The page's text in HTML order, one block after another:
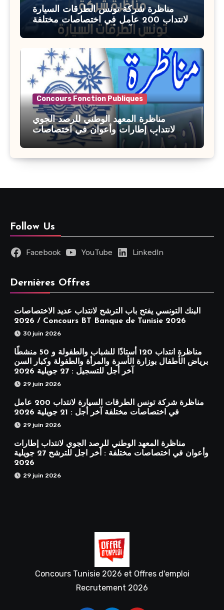
مناظرة شركة تونس الطرقات السيارة
لانتداب 200 عامل في اختصاصات مختلفة
آخر أجل : 21 جويلية 2026
Concours Fonction Publiques
مناظرة المعهد الوطني للرصد الجوي
لانتداب إطارات وأعوان في اختصاصات
مختلفة : أخر اجل للترشح 27 جويلية 2026
Follow Us
Facebook YouTube LinkedIn
Dernières Offres
البنك التونسي يفتح باب الترشح لانتداب عديد الاختصاصات
2026 / Concours BT Banque de Tunisie 2026
30 juin 2026
مناظرة انتداب 120 أستاذًا للشباب والطفولة و 50 منشطًا
برياض الأطفال بوزارة الأسرة والمرأة والطفولة وكبار السن
آخر أجل للتسجيل : 27 جويلية 2026
29 juin 2026
مناظرة شركة تونس الطرقات السيارة لانتداب 200 عامل
في اختصاصات مختلفة آخر أجل : 21 جويلية 2026
29 juin 2026
مناظرة المعهد الوطني للرصد الجوي لانتداب إطارات
وأعوان في اختصاصات مختلفة : أخر اجل للترشح 27 جويلية
2026
29 juin 2026
Concours Tunisie 2026 et Offres d'emploi
Recrutement 2026